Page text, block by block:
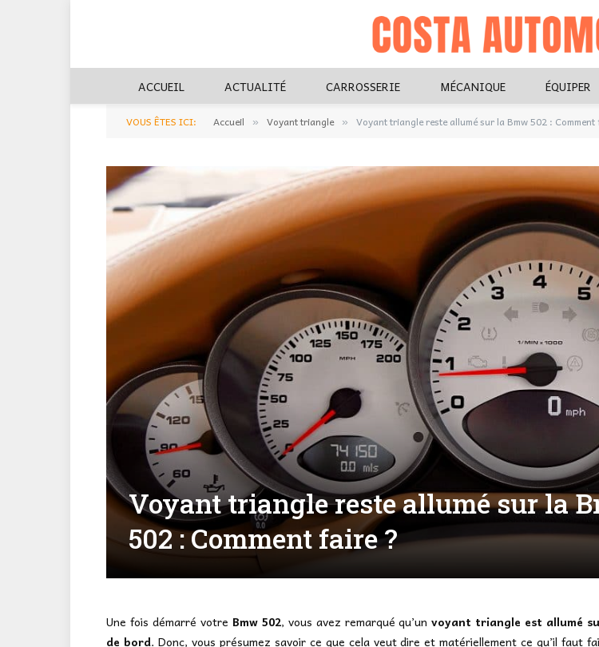
ACCUEIL ACTUALITÉ CARROSSERIE MÉCANIQUE ÉQUIPER
VOUS ÊTES ICI: Accueil » Voyant triangle » Voyant triangle reste allumé sur la Bmw 502 : Comment
Voyant triangle reste allumé sur la
502 : Comment faire ?
Une fois démarré votre Bmw 502, vous avez remarqué qu’unvoyant triangle est allumé
de bord. Donc, vous présumez savoir ce que cela veut dire et matériellement ce qu’il faut